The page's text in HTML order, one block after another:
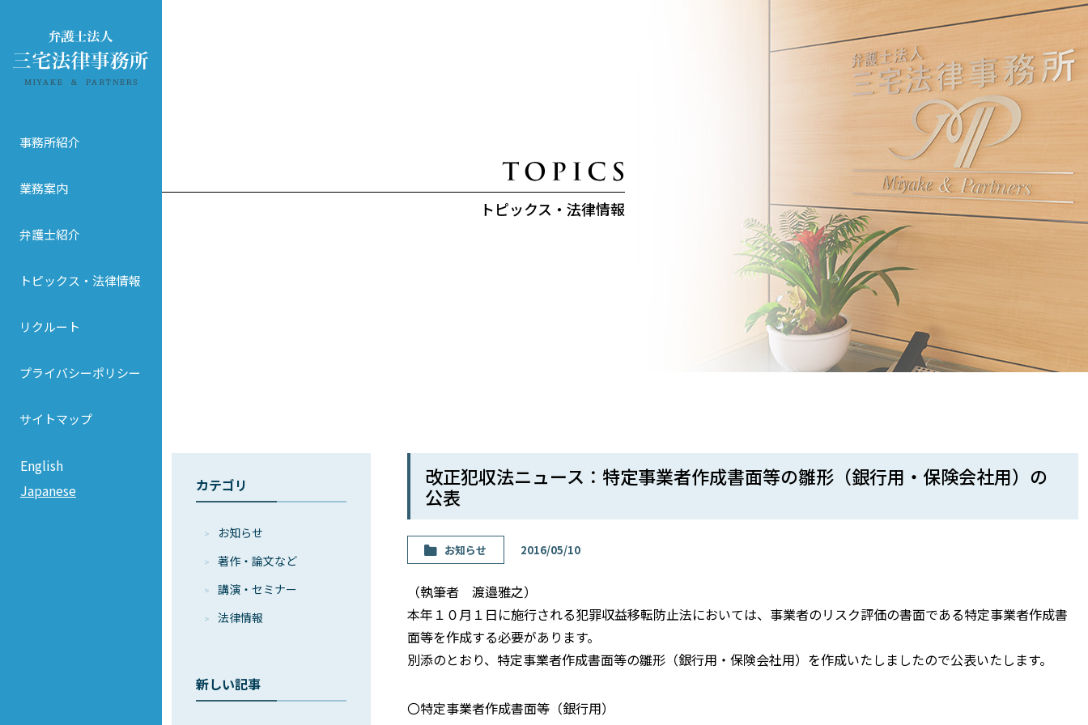
事務所紹介
業務案内
弁護士紹介
トピックス・法律情報
リクルート
プライバシーポリシー
サイトマップ
English
Japanese
トピックス・法律情報
カテゴリ
お知らせ
著作・論⽂など
講演・セミナー
法律情報
新しい記事
改正犯収法ニュース：特定事業者作成書面等の雛形（銀行用・保険会社用）の
公表
お知らせ 2016/05/10
（執筆者 渡邉雅之）
本年１０月１日に施行される犯罪収益移転防止法においては、事業者のリスク評価の書面である特定事業者作成書
面等を作成する必要があります。
別添のとおり、特定事業者作成書面等の雛形（銀行用・保険会社用）を作成いたしましたので公表いたします。
〇特定事業者作成書面等（銀行用）